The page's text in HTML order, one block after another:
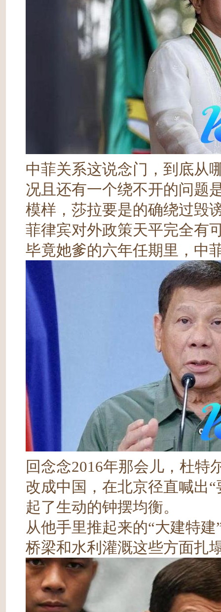
中菲关系这说念门，到底从
况且还有一个绕不开的问题
模样，莎拉要是的确绕过毁
菲律宾对外政策天平完全有
毕竟她爹的六年任期里，中
回念念2016年那会儿，杜特
改成中国，在北京径直喊出
起了生动的钟摆均衡。
从他手里推起来的“大建特
桥梁和水利灌溉这些方面扎